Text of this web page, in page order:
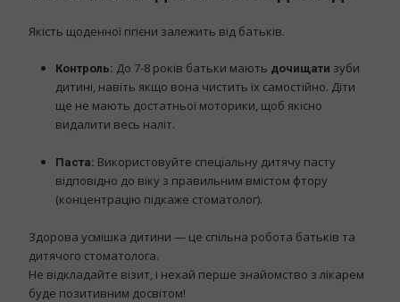
Якість щоденної гігієни залежить від батьків.
Контроль: До 7-8 років батьки мають дочищати зуби
дитині, навіть якщо вона чистить їх самостійно. Діти
ще не мають достатньої моторики, щоб якісно
видалити весь наліт.
Паста: Використовуйте спеціальну дитячу пасту
відповідно до віку з правильним вмістом фтору
(концентрацію підкаже стоматолог).
Здорова усмішка дитини — це спільна робота батьків та
дитячого стоматолога.
Не відкладайте візит, і нехай перше знайомство з лікарем
буде позитивним досвітом!